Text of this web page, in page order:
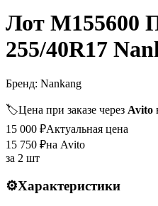
Лот M155600
255/40R17
Бренд: Nankang
🏷️Цена при заказе через Avito
15 000 ₽Актуальная цена
15 750 ₽на Avito
за 2 шт
⚙️Характеристики